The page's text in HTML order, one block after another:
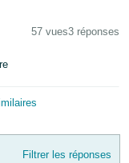
57 vues3 réponses
Filtrer les réponses